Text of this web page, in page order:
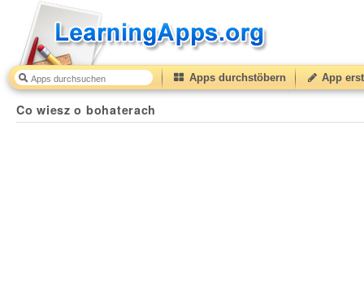
Apps durchstöbern App
Co wiesz o bohaterach
Co wiesz o bohaterach 50(from10to 50 ) based on1